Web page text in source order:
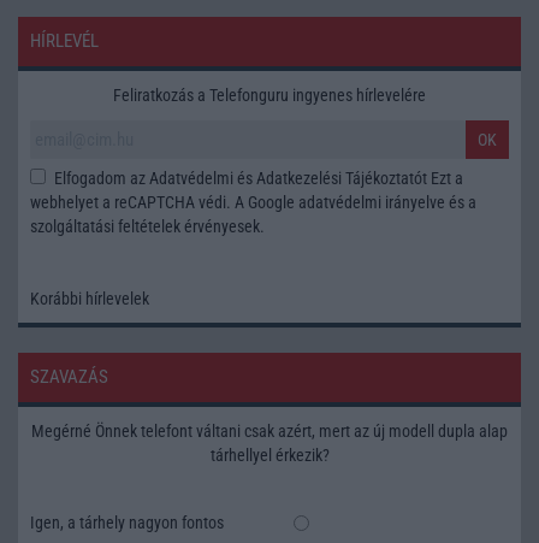
HÍRLEVÉL
Feliratkozás a Telefonguru ingyenes hírlevelére
OK
Elfogadom az Adatvédelmi és Adatkezelési Tájékoztatót Ezt a
webhelyet a reCAPTCHA védi. A Google adatvédelmi irányelve és a
szolgáltatási feltételek érvényesek.
Korábbi hírlevelek
SZAVAZÁS
Megérné Önnek telefont váltani csak azért, mert az új modell dupla alap
tárhellyel érkezik?
Igen, a tárhely nagyon fontos